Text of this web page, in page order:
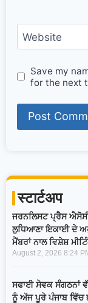
Website
Save my
for the next
स्टार्टअप
ਜਰਨਲਿਸਟ ਪ੍ਰੈਸ
ਲੁਧਿਆਣਾ ਇਕਾਈ ਦੇ
ਮੈਂਬਰਾਂ ਨਾਲ ਵਿਸ਼ੇਸ਼
August 2, 2026 8:24
ਸਫਾਈ ਸੇਵਕ ਸੰਗਠਨਾਂ
ਨੂੰ ਅੱਜ ਪੂਰੇ ਪੰਜਾਬ